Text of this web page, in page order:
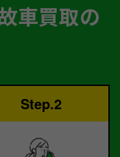
車買取の
Step.2